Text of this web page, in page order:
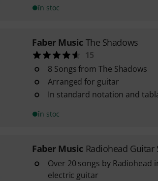
în stoc
Faber Music The Shadows
15
8 Songs from The Shadows
Arranged for guitar
In standard notation and
în stoc
Faber Music Radiohead Guitar
Over 20 songs by Radiohead
electric guitar